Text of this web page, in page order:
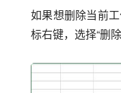
如果想删除当前
标右键，选择“删